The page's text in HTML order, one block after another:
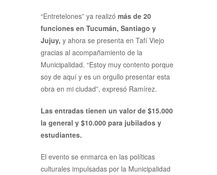
“Entretelones” ya realizó más de 20
funciones en Tucumán, Santiago y
Jujuy, y ahora se presenta en Tafí Viejo
gracias al acompañamiento de la
Municipalidad. “Estoy muy contento porque
soy de aquí y es un orgullo presentar esta
obra en mi ciudad”, expresó Ramírez.
Las entradas tienen un valor de $15.000
la general y $10.000 para jubilados y
estudiantes.
El evento se enmarca en las políticas
culturales impulsadas por la Municipalidad